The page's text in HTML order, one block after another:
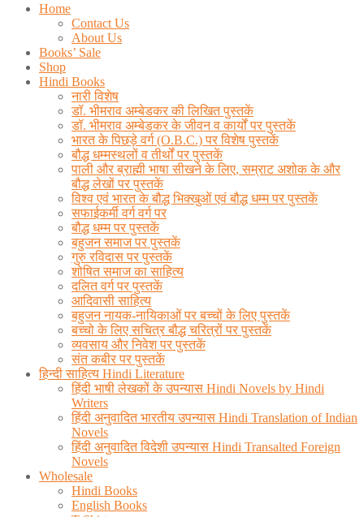
Home
Contact Us
About Us
Books’ Sale
Shop
Hindi Books
नारी विशेष
डॉ. भीमराव अम्बेडकर की लिखित पुस्तकें
डॉ. भीमराव अम्बेडकर के जीवन व कार्यों पर पुस्तकें
भारत के पिछड़े वर्ग (O.B.C.) पर विशेष पुस्तकें
बौद्ध धम्मस्थलों व तीर्थों पर पुस्तकें
पाली और ब्राह्मी भाषा सीखने के लिए, सम्राट अशोक के और
बौद्ध लेखों पर पुस्तकें
विश्व एवं भारत के बौद्ध भिक्खुओं एवं बौद्ध धम्म पर पुस्तकें
सफाईकर्मी वर्ग वर्ग पर
बौद्ध धम्म पर पुस्तकें
बहुजन समाज पर पुस्तकें
गुरु रविदास पर पुस्तकें
शोषित समाज का साहित्य
दलित वर्ग पर पुस्तकें
आदिवासी साहित्य
बहुजन नायक-नायिकाओं पर बच्चों के लिए पुस्तकें
बच्चो के लिए सचित्र बौद्ध चरित्रों पर पुस्तकें
व्यवसाय और निवेश पर पुस्तकें
संत कबीर पर पुस्तकें
हिन्दी साहित्य Hindi Literature
हिंदी भाषी लेखकों के उपन्यास Hindi Novels by Hindi
Writers
हिंदी अनुवादित भारतीय उपन्यास Hindi Translation of Indian
Novels
हिंदी अनुवादित विदेशी उपन्यास Hindi Transalted Foreign
Novels
Wholesale
Hindi Books
English Books